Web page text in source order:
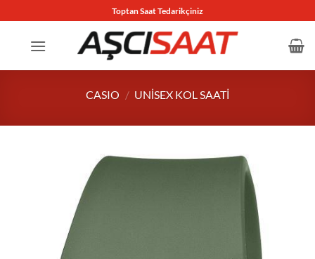
atla
Toptan Saat Tedarikçiniz
CASIO / UNISEX KOL SAATI